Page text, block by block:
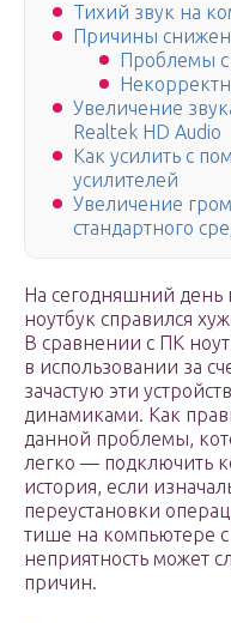
Тихий звук на
Причины
Проблемы
Увеличение
Realtek HD Audio
Как усилить с
усилителей
Увеличение
стандартного
На сегодняшний день
ноутбук справился
В сравнении с ПК
в использовании за
зачастую эти
динамиками. Как
данной проблемы,
легко — подключить
история, если
переустановки
тише на компьютере с
неприятность может
причин.